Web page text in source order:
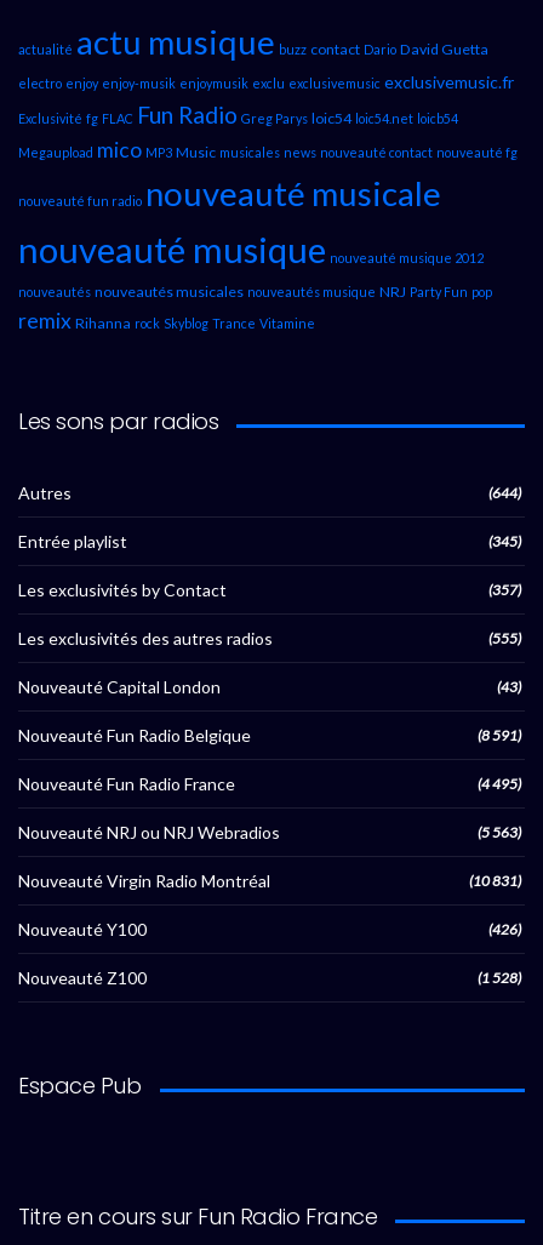
actualité actu musique buzz contact Dario David Guetta
electro enjoy enjoy-musik enjoymusik exclu exclusivemusic exclusivemusic.fr
Exclusivité fg FLAC Fun Radio Greg Parys loic54 loic54.net loicb54
Megaupload mico MP3 Music musicales news nouveauté contact nouveauté fg
nouveauté fun radio nouveauté musicale
nouveauté musique nouveauté musique 2012
nouveautés nouveautés musicales nouveautés musique NRJ Party Fun pop
remix Rihanna rock Skyblog Trance Vitamine
Les sons par radios
Autres (644)
Entrée playlist (345)
Les exclusivités by Contact (357)
Les exclusivités des autres radios (555)
Nouveauté Capital London (43)
Nouveauté Fun Radio Belgique (8 591)
Nouveauté Fun Radio France (4 495)
Nouveauté NRJ ou NRJ Webradios (5 563)
Nouveauté Virgin Radio Montréal (10 831)
Nouveauté Y100 (426)
Nouveauté Z100 (1 528)
Espace Pub
Titre en cours sur Fun Radio France